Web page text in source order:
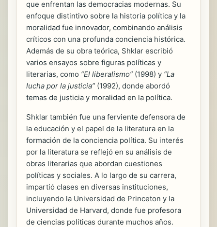
que enfrentan las democracias modernas. Su
enfoque distintivo sobre la historia política y la
moralidad fue innovador, combinando análisis
críticos con una profunda conciencia histórica.
Además de su obra teórica, Shklar escribió
varios ensayos sobre figuras políticas y
literarias, como “El liberalismo” (1998) y “La
lucha por la justicia” (1992), donde abordó
temas de justicia y moralidad en la política.
Shklar también fue una ferviente defensora de
la educación y el papel de la literatura en la
formación de la conciencia política. Su interés
por la literatura se reflejó en su análisis de
obras literarias que abordan cuestiones
políticas y sociales. A lo largo de su carrera,
impartió clases en diversas instituciones,
incluyendo la Universidad de Princeton y la
Universidad de Harvard, donde fue profesora
de ciencias políticas durante muchos años.